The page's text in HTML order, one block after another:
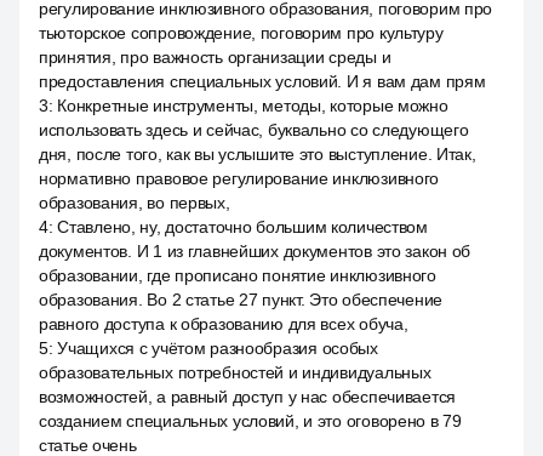
регулирование инклюзивного образования, поговорим про
тьюторское сопровождение, поговорим про культуру
принятия, про важность организации среды и
предоставления специальных условий. И я вам дам прям
3: Конкретные инструменты, методы, которые можно
использовать здесь и сейчас, буквально со следующего
дня, после того, как вы услышите это выступление. Итак,
нормативно правовое регулирование инклюзивного
образования, во первых,
4:Ставлено, ну, достаточно большим количеством
документов. И 1 из главнейших документов это закон об
образовании, где прописано понятие инклюзивного
образования. Во 2 статье 27 пункт. Это обеспечение
равного доступа к образованию для всех обуча,
5:Учащихся с учётом разнообразия особых
образовательных потребностей и индивидуальных
возможностей, а равный доступ у нас обеспечивается
созданием специальных условий, и это оговорено в 79
статье очень